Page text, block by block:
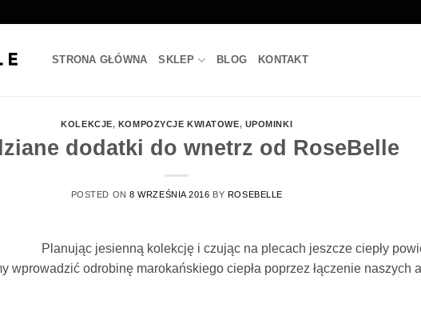
STRONA GŁÓWNA SKLEP BLOG KONTAKT
KOLEKCJE, KOMPOZYCJE KWIATOWE, UPOMINKI
dodatki do wnetrz od RoseBelle
POSTED ON8 WRZEŚNIA 2016 BY ROSEBELLE
Planując jesienną kolekcję i czując na plecach jeszcze ciepły
wprowadzić odrobinę marokańskiego ciepła poprzez łączenie naszych